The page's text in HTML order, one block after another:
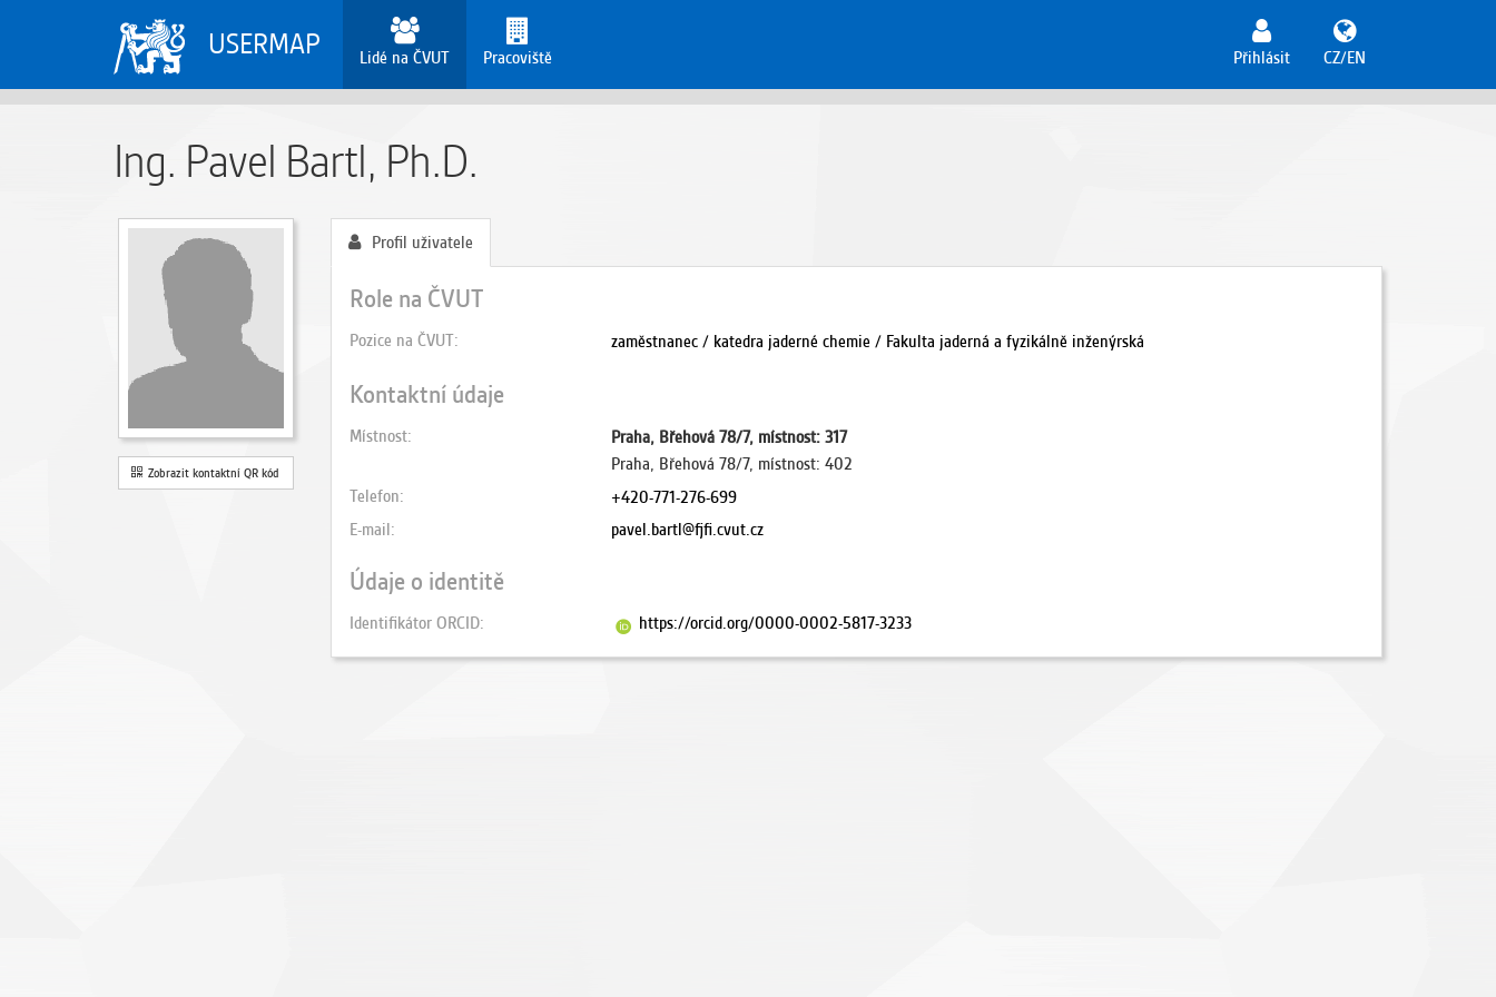
USERMAP Lidé na ČVUT Pracoviště Přihlásit CZ/EN
Ing. Pavel Bartl, Ph.D.
Zobrazit kontaktní QR kód
Profil uživatele
Role na ČVUT
Pozice na ČVUT zaměstnanec / katedra jaderné chemie / Fakulta jaderná a fyzikálně inženýrská
Kontaktní údaje
Místnost
Praha, Břehová 78/7, místnost: 317
Praha, Břehová 78/7, místnost: 402
Telefon
+420-771-276-699
E-mail
pavel.bartl@fjfi.cvut.cz
Údaje o identitě
Identifikátor ORCID https://orcid.org/0000-0002-5817-3233